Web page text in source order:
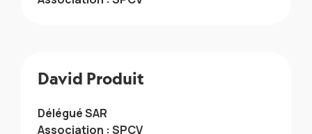
David Produit
Délégué SAR
Association : SPCV